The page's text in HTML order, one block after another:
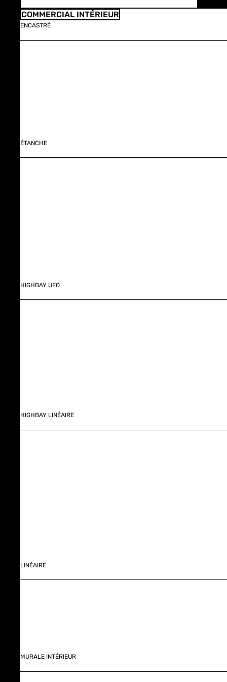
COMMERCIAL INTÉRIEUR
ENCASTRÉ
ÉTANCHE
HIGHBAY UFO
HIGHBAY LINÉAIRE
LINÉAIRE
MURALE INTÉRIEUR